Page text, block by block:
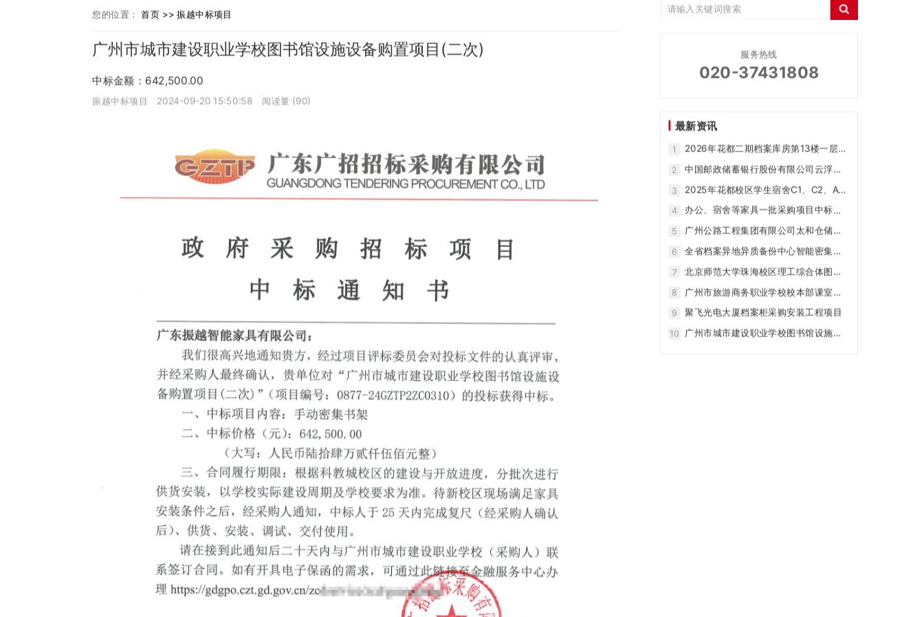
您的位置：首页 >>振越中标项目
广州市城市建设职业学校图书馆设施设备购置项目(二次)
中标金额：642,500.00
振越中标项目 2024-09-20 15:50:58 阅读量 (90)
服务热线
020-37431808
最新资讯
1 2026年花都二期档案库房第13楼一层库
房密集架购置中标结果
2
中国邮政储蓄银行股份有限公司云浮市
分行2026年档案密集架项目中标结果公
示
3
2025年花都校区学生宿舍C1、C2、A栋
45间修缮改造房家具采购结果公告
4 办公、宿舍等家具一批采购项目中标
（成交）结果公告
5
广州公路工程集团有限公司太和仓储一
期项目密集架采购项目
6
全省档案异地异质备份中心智能密集架
采购项目
7 北京师范大学珠海校区理工综合体图书
馆钢制密集架、书架等采购项目
8
广州市旅游商务职业学校校本部课室书
包柜采购项目
9 聚飞光电大厦档案柜采购安装工程项目
10 广州市城市建设职业学校图书馆设施设